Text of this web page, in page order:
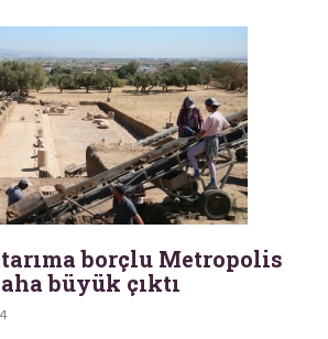
borçlu Metropolis
büyük çıktı